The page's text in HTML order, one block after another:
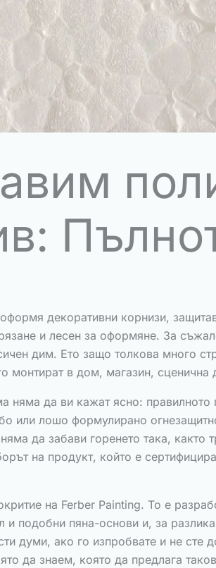
декоративни корнизи,
и лесен за оформяне. За
дим. Ето защо толкова много
монтират в дом, магазин,
няма да ви кажат ясно:
или лошо формулирано
да забави горенето така,
на продукт, който е
на Ferber Painting. То е
подобни пяна-основи и, за
думи, ако го изпробвате и не сте
да знаем, която да предлага